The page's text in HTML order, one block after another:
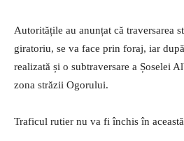
Autoritățile au anunțat că traversarea
giratoriu, se va face prin foraj, iar
realizată și o subtraversare a Șoselei
zona străzii Ogorului.
Traficul rutier nu va fi închis în